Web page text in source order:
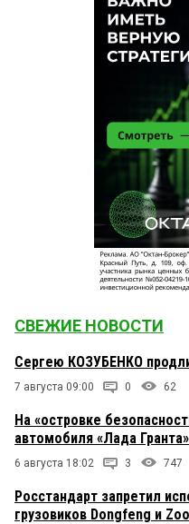
СВЕЖИЕ НОВОСТИ
Сергею КОЗУБЕНКО
7 августа 09:00 0 62
На «островке
автомобиля «Лада
6 августа 18:02 3 747
Росстандарт запретил
грузовиков Dongfeng и